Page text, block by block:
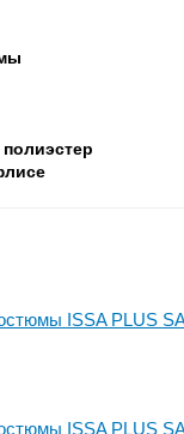
полиэстер
ISSA PLUS
ISSA PLUS